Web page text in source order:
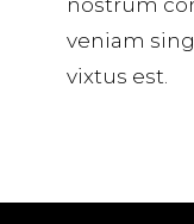
nostrum
veniam
vixtus est.